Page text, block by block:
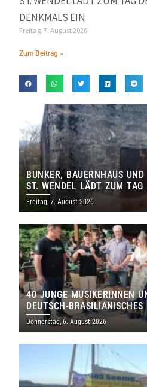
DENKMALS EIN
Freitag, 7. August 2026
Zum Beitrag »
BUNKER, BAUERNHAUS
ST. WENDEL LÄDT ZUM TAG
DENKMALS EIN
Freitag, 7. August 2026
40 JUNGE MUSIKERINNEN
DEUTSCH-
THOLEY
Donnerstag, 6. August 2026